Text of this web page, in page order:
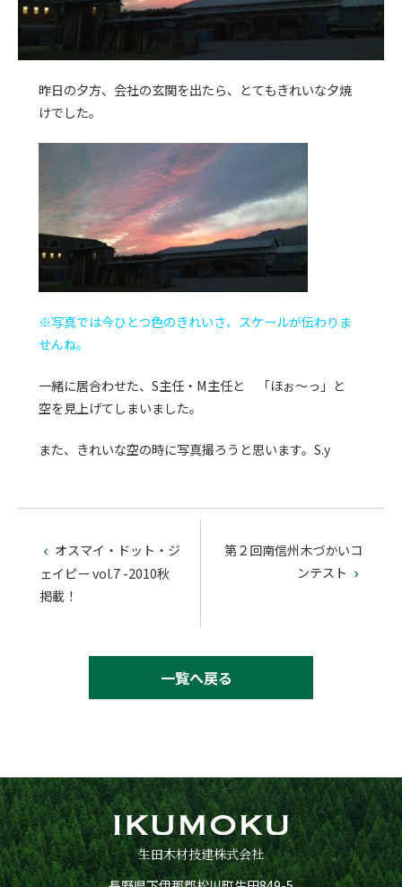
昨日の夕方、会社の玄関を出たら、とてもきれいな夕焼
けでした。
※写真では今ひとつ色のきれいさ、スケールが伝わりま
せんね。
一緒に居合わせた、S主任・M主任と 「ほぉ～っ」と
空を見上げてしまいました。
また、きれいな空の時に写真撮ろうと思います。S.y

オスマイ・ドット・ジ
ェイピー vol.7 -2010秋
掲載！
第２回南信州木づかいコ
ンテスト

一覧へ戻る
生田木材技建株式会社